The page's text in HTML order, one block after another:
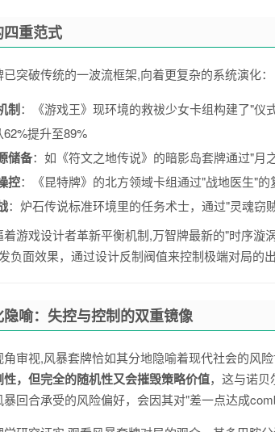
重范式
突破传统的一波流框架,向着更复杂的系统演化：
制：《游戏王》现环境的救祓少女卡组构建了"
提升至89%
储备：如《符文之地传说》的暗影岛套牌通过"月
控：《昆特牌》的北方领域卡组通过"战地医生"
：炉石传说标准环境里的任务术士，通过"灵魂窃
游戏设计者革新平衡机制,万智牌最新的"时序漩
负面效果，通过设计反制阀值来控制极端对局的出
喻：失控与控制的双重镜像
审视,风暴套牌恰如其分地隐喻着现代社会的风
，但完全的随机性又会摧毁策略价值，这与诺贝
回合承受的风险偏好，会因其对"差一点达成